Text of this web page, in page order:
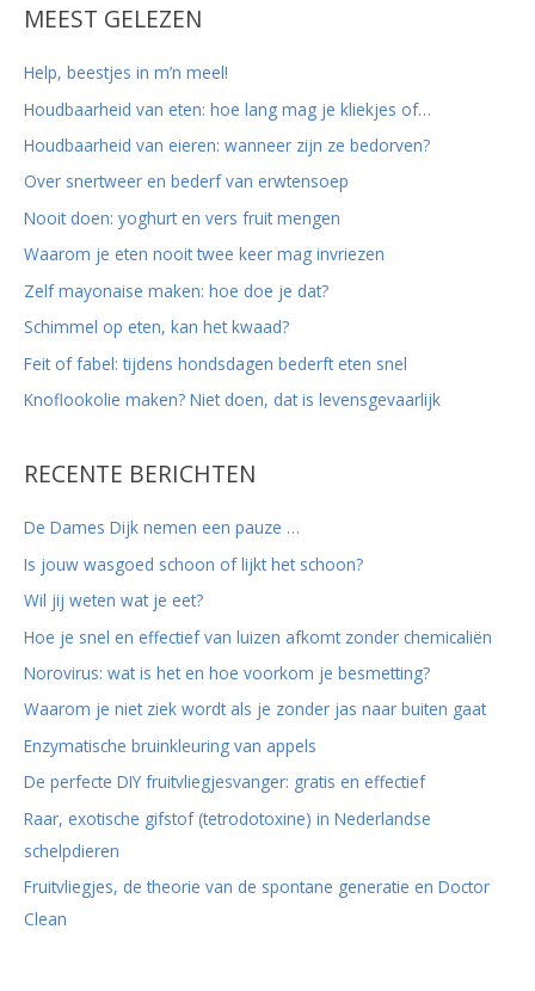
k
a
a
r
:
MEEST GELEZEN
Help, beestjes in m’n meel!
Houdbaarheid van eten: hoe lang mag je kliekjes of…
Houdbaarheid van eieren: wanneer zijn ze bedorven?
Over snertweer en bederf van erwtensoep
Nooit doen: yoghurt en vers fruit mengen
Waarom je eten nooit twee keer mag invriezen
Zelf mayonaise maken: hoe doe je dat?
Schimmel op eten, kan het kwaad?
Feit of fabel: tijdens hondsdagen bederft eten snel
Knoflookolie maken? Niet doen, dat is levensgevaarlijk
RECENTE BERICHTEN
De Dames Dijk nemen een pauze …
Is jouw wasgoed schoon of lijkt het schoon?
Wil jij weten wat je eet?
Hoe je snel en effectief van luizen afkomt zonder chemicaliën
Norovirus: wat is het en hoe voorkom je besmetting?
Waarom je niet ziek wordt als je zonder jas naar buiten gaat
Enzymatische bruinkleuring van appels
De perfecte DIY fruitvliegjesvanger: gratis en effectief
Raar, exotische gifstof (tetrodotoxine) in Nederlandse
schelpdieren
Fruitvliegjes, de theorie van de spontane generatie en Doctor
Clean